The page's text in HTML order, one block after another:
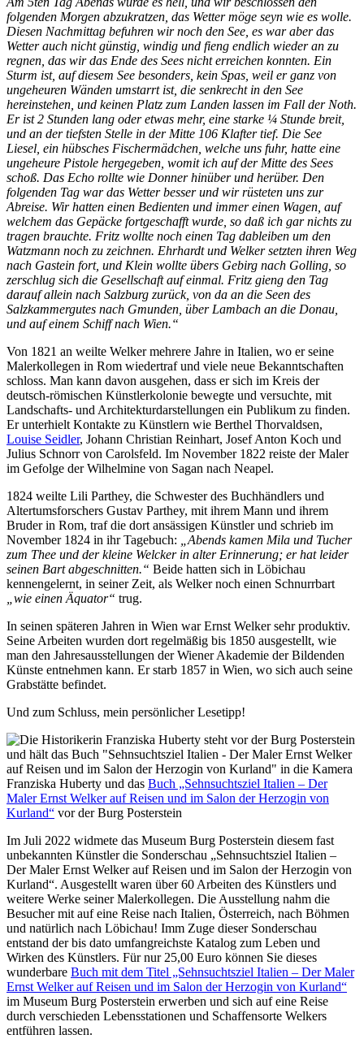
folgenden Morgen abzukratzen, das Wetter möge seyn wie es wolle.
Diesen Nachmittag befuhren wir noch den See, es war aber das
Wetter auch nicht günstig, windig und fieng endlich wieder an zu
regnen, das wir das Ende des Sees nicht erreichen konnten. Ein
Sturm ist, auf diesem See besonders, kein Spas, weil er ganz von
ungeheuren Wänden umstarrt ist, die senkrecht in den See
hereinstehen, und keinen Platz zum Landen lassen im Fall der Noth.
Er ist 2 Stunden lang oder etwas mehr, eine starke ¼ Stunde breit,
und an der tiefsten Stelle in der Mitte 106 Klafter tief. Die See
Liesel, ein hübsches Fischer­mädchen, welche uns fuhr, hatte eine
ungeheure Pistole hergegeben, womit ich auf der Mitte des Sees
schoß. Das Echo rollte wie Donner hinüber und herüber. Den
folgenden Tag war das Wetter besser und wir rüsteten uns zur
Abreise. Wir hatten einen Bedienten und immer einen Wagen, auf
welchem das Gepäcke fortgeschafft wurde, so daß ich gar nichts zu
tragen brauchte. Fritz wollte noch einen Tag dableiben um den
Watzmann noch zu zeichnen. Ehrhardt und Welker setzten ihren Weg
nach Gastein fort, und Klein wollte übers Gebirg nach Golling, so
zerschlug sich die Gesellschaft auf einmal. Fritz gieng den Tag
darauf allein nach Salzburg zurück, von da an die Seen des
Salzkammergutes nach Gmunden, über Lambach an die Donau,
und auf einem Schiff nach Wien.“
Von 1821 an weilte Welker mehrere Jahre in Italien, wo er seine
Malerkollegen in Rom wiedertraf und viele neue Bekanntschaften
schloss. Man kann davon ausgehen, dass er sich im Kreis der
deutsch-römischen Künstlerkolonie bewegte und versuchte, mit
Landschafts- und Architekturdarstellungen ein Publikum zu finden.
Er unterhielt Kontakte zu Künstlern wie Berthel Thorvaldsen,
Louise Seidler, Johann Christian Reinhart, Josef Anton Koch und
Julius Schnorr von Carolsfeld. Im November 1822 reiste der Maler
im Gefolge der Wilhelmine von Sagan nach Neapel.
1824 weilte Lili Parthey, die Schwester des Buchhändlers und
Altertumsforschers Gustav Parthey, mit ihrem Mann und ihrem
Bruder in Rom, traf die dort ansässigen Künstler und schrieb im
November 1824 in ihr Tagebuch:
„Abends kamen Mila und Tucher
zum Thee und der kleine Welcker in alter Erinnerung; er hat leider
seinen Bart abgeschnitten.“ Beide hatten sich in Löbichau
kennengelernt, in seiner Zeit, als Welker noch einen Schnurrbart
„wie einen Äquator“ trug.
In seinen späteren Jahren in Wien war Ernst Welker sehr produktiv.
Seine Arbeiten wurden dort regelmäßig bis 1850 ausgestellt, wie
man den Jahresausstellungen der Wiener Akademie der Bildenden
Künste entnehmen kann. Er starb 1857 in Wien, wo sich auch seine
Grabstätte befindet.
Und zum Schluss, mein persönlicher Lesetipp!
Franziska Huberty und das Buch „Sehnsuchtsziel Italien – Der
Maler Ernst Welker auf Reisen und im Salon der Herzogin von
Kurland“ vor der Burg Posterstein
Im Juli 2022 widmete das Museum Burg Posterstein diesem fast
unbekannten Künstler die Sonderschau „Sehnsuchtsziel Italien –
Der Maler Ernst Welker auf Reisen und im Salon der Herzogin von
Kurland“. Ausgestellt waren über 60 Arbeiten des Künstlers und
weitere Werke seiner Malerkollegen. Die Ausstellung nahm die
Besucher mit auf eine Reise nach Italien, Österreich, nach Böhmen
und natürlich nach Löbichau! Imm Zuge dieser Sonderschau
entstand der bis dato umfangreichste Katalog zum Leben und
Wirken des Künstlers. Für nur 25,00 Euro können Sie dieses
wunderbare Buch mit dem Titel „Sehnsuchtsziel Italien – Der Maler
Ernst Welker auf Reisen und im Salon der Herzogin von Kurland“
im Museum Burg Posterstein erwerben und sich auf eine Reise
durch verschieden Lebensstationen und Schaffensorte Welkers
entführen lassen.